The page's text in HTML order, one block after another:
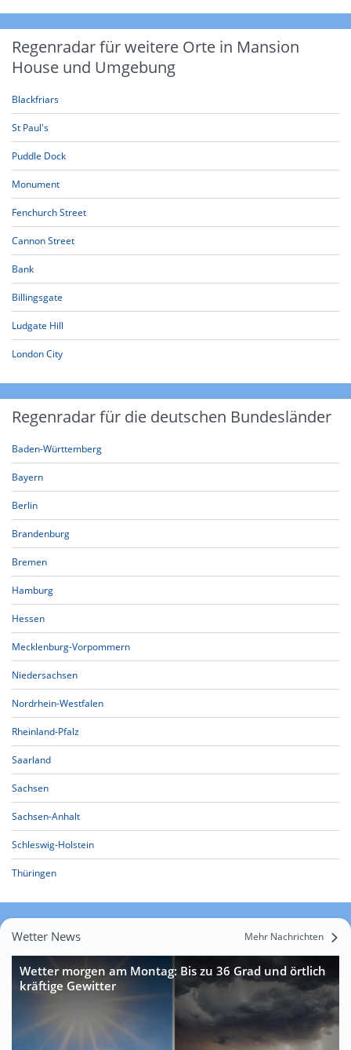
Regenradar für weitere Orte in Mansion
House und Umgebung
Blackfriars
St Paul's
Puddle Dock
Monument
Fenchurch Street
Cannon Street
Bank
Billingsgate
Ludgate Hill
London City
Regenradar für die deutschen Bundesländer
Baden-Württemberg
Bayern
Berlin
Brandenburg
Bremen
Hamburg
Hessen
Mecklenburg-Vorpommern
Niedersachsen
Nordrhein-Westfalen
Rheinland-Pfalz
Saarland
Sachsen
Sachsen-Anhalt
Schleswig-Holstein
Thüringen
Wetter News Mehr Nachrichten
Wetter morgen am Montag: Bis zu 36 Grad und örtlich
kräftige Gewitter